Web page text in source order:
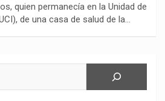
quien permanecía en la Unidad de
de una casa de salud de la…